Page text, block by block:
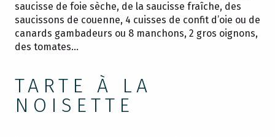
saucisse de foie sèche, de la saucisse fraîche, des
saucissons de couenne, 4 cuisses de confit d’oie ou de
canards gambadeurs ou 8 manchons, 2 gros oignons,
des tomates…
TARTE À LA
NOISETTE